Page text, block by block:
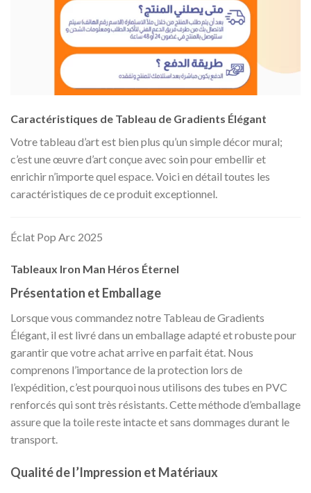
Caractéristiques de Tableau de Gradients Élégant
Votre tableau d’art est bien plus qu’un simple décor mural;
c’est une œuvre d’art conçue avec soin pour embellir et
enrichir n’importe quel espace. Voici en détail toutes les
caractéristiques de ce produit exceptionnel.
Éclat Pop Arc 2025
Tableaux Iron Man Héros Éternel
Présentation et Emballage
Lorsque vous commandez notre Tableau de Gradients
Élégant, il est livré dans un emballage adapté et robuste pour
garantir que votre achat arrive en parfait état. Nous
comprenons l’importance de la protection lors de
l’expédition, c’est pourquoi nous utilisons des tubes en PVC
renforcés qui sont très résistants. Cette méthode d’emballage
assure que la toile reste intacte et sans dommages durant le
transport.
Qualité de l’Impression et Matériaux